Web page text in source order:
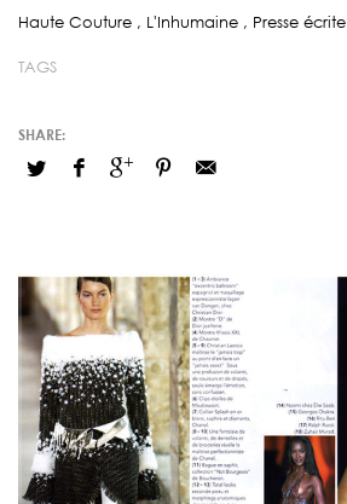
Haute Couture , L'Inhumaine , Presse écrite
TAGS